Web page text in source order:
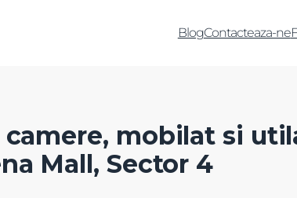
BlogContacteaza-ne
mobilat si
Mall, Sector 4